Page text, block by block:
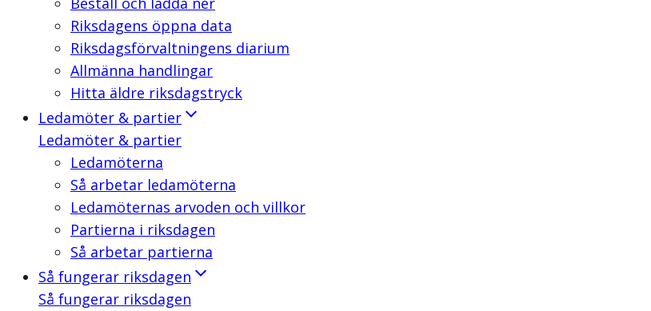
Riksdagens öppna data
Riksdagsförvaltningens diarium
Allmänna handlingar
Hitta äldre riksdagstryck
Ledamöter & partier
Ledamöter & partier
Ledamöterna
Så arbetar ledamöterna
Ledamöternas arvoden och villkor
Partierna i riksdagen
Så arbetar partierna
Så fungerar riksdagen
Så fungerar riksdagen